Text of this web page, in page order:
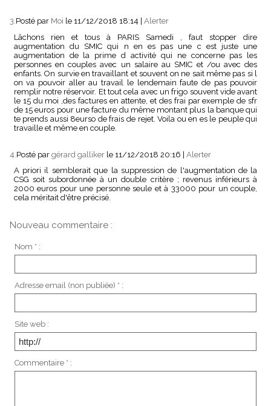
3.Posté par Moi le 11/12/2018 18:14
Alerter
Lâchons rien et tous à PARIS Samedi , faut stopper dire
augmentation du SMIC qui n en es pas une c est juste une
augmentation de la prime d activité qui ne concerne pas les
personnes en couples avec un salaire au SMIC et /ou avec des
enfants. On survie en travaillant et souvent on ne sait même pas si l
on va pouvoir aller au travail le lendemain faute de pas pouvoir
remplir notre réservoir. Et tout cela avec un frigo souvent vide avant
le 15 du moi ,des factures en attente, et des frai par exemple de sfr
de 15 euros pour une facture du même montant plus la banque qui
te prends aussi 8eurso de frais de rejet. Voila ou en es le peuple qui
travaille et même en couple.
4. Posté par gérard galliker le 11/12/2018 20:16 | Alerter
A priori il semblerait que la suppression de l'augmentation de la
CSG soit subordonnée à un double critère ; revenus inférieurs à
2000 euros pour une personne seule et à 33000 pour un couple,
cela méritait d'être précisé.
Nouveau commentaire :
Nom * :
Adresse email (non publiée) * :
Site web :
Commentaire * :